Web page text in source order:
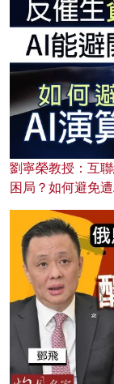
劉寧榮教授：互
困局？如何避免